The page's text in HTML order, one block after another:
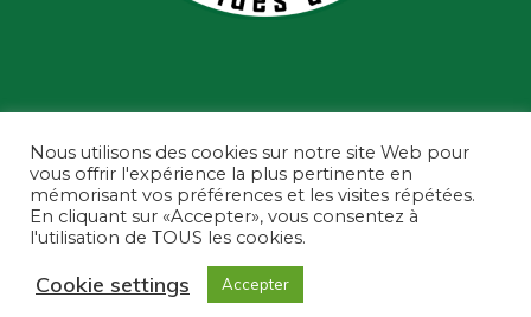
Fédération Nationale des Mourides de
France ©2022 - Tous droits réservés
Nous utilisons des cookies sur notre site Web pour
vous offrir l'expérience la plus pertinente en
mémorisant vos préférences et les visites répétées.
En cliquant sur «Accepter», vous consentez à
l'utilisation de TOUS les cookies.
Cookie settings Accepter